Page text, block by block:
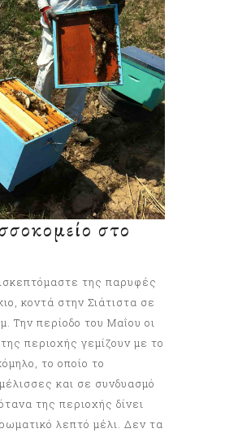
στο
της παρυφές
κοντά στην Σιάτιστα σε
Την περίοδο του Μαΐου οι
της περιοχής γεμίζουν με το
το οποίο το
και σε συνδυασμό
της περιοχής δίνει
λεπτό μέλι. Δεν τα